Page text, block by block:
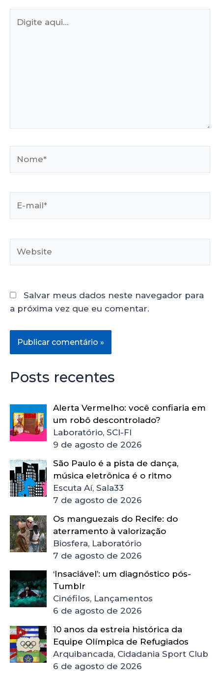
Salvar meus dados neste navegador para
a próxima vez que eu comentar.
Posts recentes
Alerta Vermelho: você confiaria em
um robô descontrolado?
Laboratório, SCI-FI
9 de agosto de 2026
São Paulo é a pista de dança,
música eletrônica é o ritmo
Escuta Aí, Sala33
7 de agosto de 2026
Os manguezais do Recife: do
aterramento à valorização
Biosfera, Laboratório
7 de agosto de 2026
‘Insaciável’: um diagnóstico pós-
Tumblr
Cinéfilos, Lançamentos
6 de agosto de 2026
10 anos da estreia histórica da
Equipe Olímpica de Refugiados
Arquibancada, Cidadania Sport Club
6 de agosto de 2026